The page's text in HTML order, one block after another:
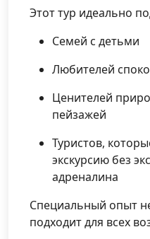
Этот тур идеально
Семей с детьми
Любителей
Ценителей
пейзажей
Туристов,
экскурсию без
адреналина
Специальный опыт
подходит для всех